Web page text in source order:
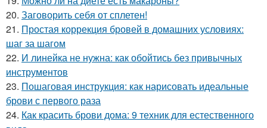
20. Заговорить себя от сплетен!
21. Простая коррекция бровей в домашних условиях:
шаг за шагом
22. И линейка не нужна: как обойтись без привычных
инструментов
23. Пошаговая инструкция: как нарисовать идеальные
брови с первого раза
24. Как красить брови дома: 9 техник для естественного